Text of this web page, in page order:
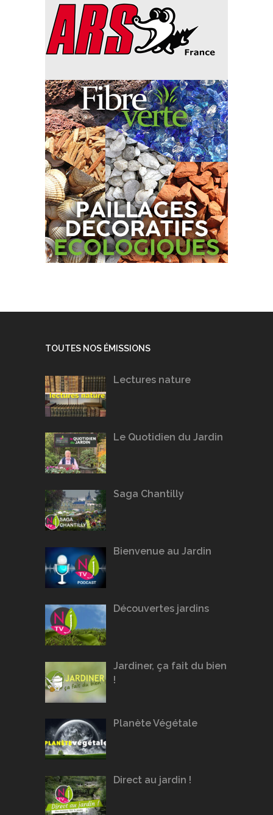
TOUTES NOS ÉMISSIONS
Lectures nature
Le Quotidien du Jardin
Saga Chantilly
Bienvenue au Jardin
Découvertes jardins
Jardiner, ça fait du bien
!
Planète Végétale
Direct au jardin !